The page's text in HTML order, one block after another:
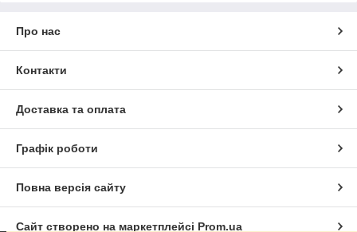
Про нас
Контакти
Доставка та оплата
Графік роботи
Повна версія сайту
Сайт створено на маркетплейсі Prom.ua